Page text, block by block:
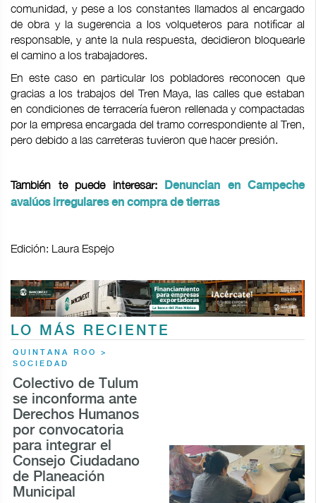
comunidad, y pese a los constantes llamados al encargado
de obra y la sugerencia a los volqueteros para notificar al
responsable, y ante la nula respuesta, decidieron bloquearle
el camino a los trabajadores.
En este caso en particular los pobladores reconocen que
gracias a los trabajos del Tren Maya, las calles que estaban
en condiciones de terracería fueron rellenada y compactadas
por la empresa encargada del tramo correspondiente al Tren,
pero debido a las carreteras tuvieron que hacer presión.
También te puede interesar:
Denuncian en Campeche
avalúos irregulares en compra de tierras
Edición: Laura Espejo
LO MÁS RECIENTE
QUINTANA ROO >
SOCIEDAD
Colectivo de Tulum
se inconforma ante
Derechos Humanos
por convocatoria
para integrar el
Consejo Ciudadano
de Planeación
Municipal